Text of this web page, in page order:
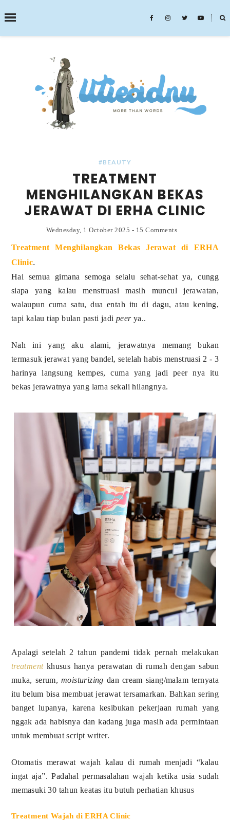
˟
SEARCH THIS BLOG
#BEAUTY
TREATMENT
MENGHILANGKAN BEKAS
JERAWAT DI ERHA CLINIC
Wednesday, 1 October 2025 - 15 Comments
Treatment Menghilangkan Bekas Jerawat di ERHA
Clinic.
Hai semua gimana semoga selalu sehat-sehat ya, cungg
siapa yang kalau menstruasi masih muncul jerawatan,
walaupun cuma satu, dua entah itu di dagu, atau kening,
tapi kalau tiap bulan pasti jadipeerya..
Nah ini yang aku alami, jerawatnya memang bukan
termasuk jerawat yang bandel, setelah habis menstruasi 2 - 3
harinya langsung kempes, cuma yang jadi peer nya itu
bekas jerawatnya yang lama sekali hilangnya.
Apalagi setelah 2 tahun pandemi tidak pernah melakukan
treatmentkhusus hanya perawatan di rumah dengan sabun
muka, serum,moisturizing dan cream siang/malam ternyata
itu belum bisa membuat jerawat tersamarkan. Bahkan sering
banget lupanya, karena kesibukan pekerjaan rumah yang
nggak ada habisnya dan kadang juga masih ada permintaan
untuk membuat script writer.
Otomatis merawat wajah kalau di rumah menjadi “kalau
ingat aja”. Padahal permasalahan wajah ketika usia sudah
memasuki 30 tahun keatas itu butuh perhatian khusus
Treatment Wajah di ERHA Clinic